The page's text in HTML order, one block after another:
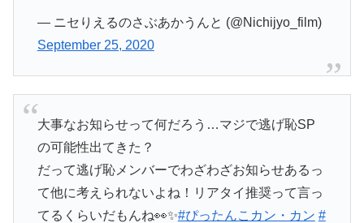
— ニセりえるのさぶあかうんと (@Nichijyo_film)
September 25, 2020
大事なお知らせって何だろう…マジで逃げ恥SP
の可能性出てきた？
だって逃げ恥メンバーでわざわざお知らせあるっ
て他に考えられないよね！リアタイ推奨って言っ
てるくらいだもんね👀✨#ぴったんこカン・カン #